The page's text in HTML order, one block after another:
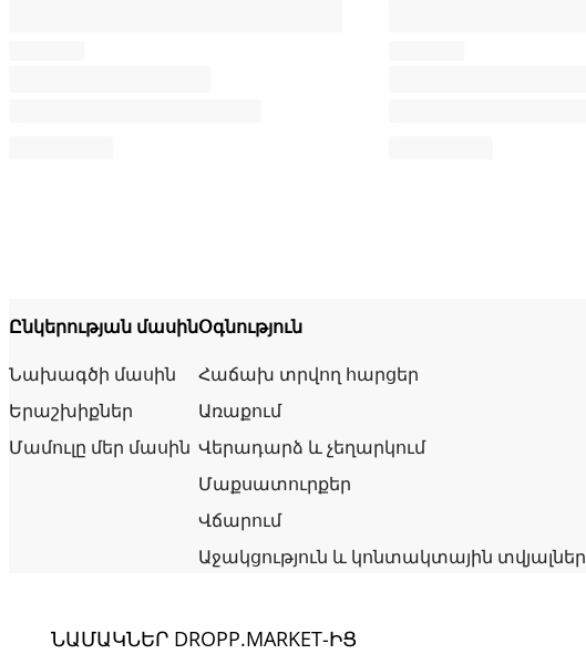
Ընկերության մասին
Նախագծի մասին
Երաշխիքներ
Մամուլը մեր մասին
Օգնություն
Հաճախ տրվող հարցեր
Առաքում
Վերադարձ և չեղարկում
Մաքսատուրքեր
Վճարում
Աջակցություն և կոնտակտային տվյալներ
ՆԱՄԱԿՆԵՐ DROPP.MARKET-ԻՑ